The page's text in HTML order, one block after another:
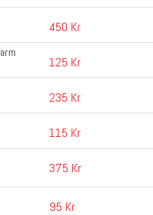
450 Kr
125 Kr
235 Kr
115 Kr
375 Kr
95 Kr